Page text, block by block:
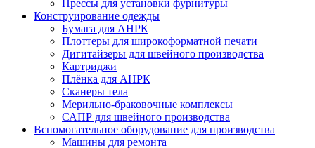
Прессы для установки фурнитуры
Конструирование одежды
Бумага для АНРК
Плоттеры для широкоформатной печати
Дигитайзеры для швейного производства
Картриджи
Плёнка для АНРК
Сканеры тела
Мерильно-браковочные комплексы
САПР для швейного производства
Вспомогательное оборудование для производства
Машины для ремонта